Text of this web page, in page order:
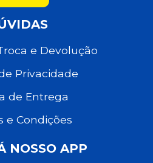
e Devolução
Privacidade
de Entrega
e Condições
NOSSO APP